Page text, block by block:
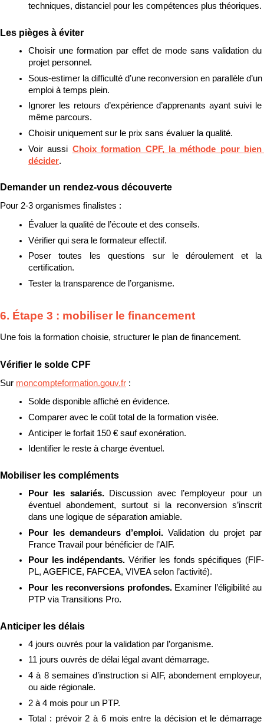
techniques, distanciel pour les compétences plus théoriques.
Les pièges à éviter
Choisir une formation par effet de mode sans validation du
projet personnel.
Sous-estimer la difficulté d’une reconversion en parallèle d’un
emploi à temps plein.
Ignorer les retours d’expérience d’apprenants ayant suivi le
même parcours.
Choisir uniquement sur le prix sans évaluer la qualité.
Voir aussi Choix formation CPF, la méthode pour bien
décider.
Demander un rendez-vous découverte
Pour 2-3 organismes finalistes :
Évaluer la qualité de l’écoute et des conseils.
Vérifier qui sera le formateur effectif.
Poser toutes les questions sur le déroulement et la
certification.
Tester la transparence de l’organisme.
6. Étape 3 : mobiliser le financement
Une fois la formation choisie, structurer le plan de financement.
Vérifier le solde CPF
Sur moncompteformation.gouv.fr :
Solde disponible affiché en évidence.
Comparer avec le coût total de la formation visée.
Anticiper le forfait 150 € sauf exonération.
Identifier le reste à charge éventuel.
Mobiliser les compléments
Pour les salariés.
Discussion avec l’employeur pour un
éventuel abondement, surtout si la reconversion s’inscrit
dans une logique de séparation amiable.
Pour les demandeurs d’emploi. Validation du projet par
France Travail pour bénéficier de l’AIF.
Pour les indépendants. Vérifier les fonds spécifiques (FIF-
PL, AGEFICE, FAFCEA, VIVEA selon l’activité).
Pour les reconversions profondes. Examiner l’éligibilité au
PTP via Transitions Pro.
Anticiper les délais
4 jours ouvrés pour la validation par l’organisme.
11 jours ouvrés de délai légal avant démarrage.
4 à 8 semaines d’instruction si AIF, abondement employeur,
ou aide régionale.
2 à 4 mois pour un PTP.
Total : prévoir 2 à 6 mois entre la décision et le démarrage